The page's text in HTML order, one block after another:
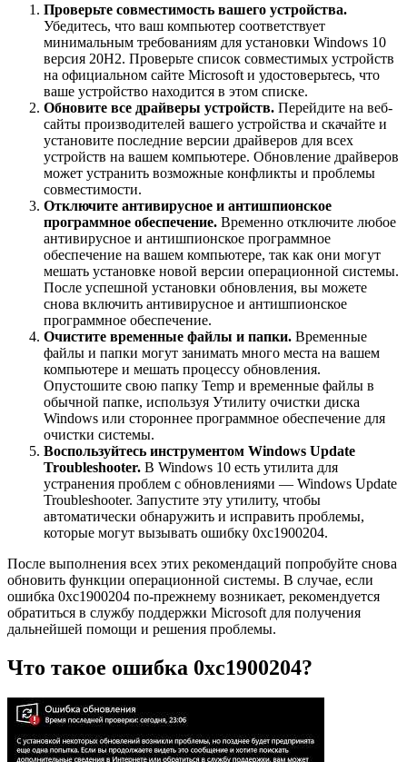
Проверьте совместимость вашего устройства.
Убедитесь, что ваш компьютер соответствует
минимальным требованиям для установки Windows 10
версия 20H2. Проверьте список совместимых устройств
на официальном сайте Microsoft и удостоверьтесь, что
ваше устройство находится в этом списке.
Обновите все драйверы устройств. Перейдите на веб-
сайты производителей вашего устройства и скачайте и
установите последние версии драйверов для всех
устройств на вашем компьютере. Обновление драйверов
может устранить возможные конфликты и проблемы
совместимости.
Отключите антивирусное и антишпионское
программное обеспечение. Временно отключите любое
антивирусное и антишпионское программное
обеспечение на вашем компьютере, так как они могут
мешать установке новой версии операционной системы.
После успешной установки обновления, вы можете
снова включить антивирусное и антишпионское
программное обеспечение.
Очистите временные файлы и папки. Временные
файлы и папки могут занимать много места на вашем
компьютере и мешать процессу обновления.
Опустошите свою папку Temp и временные файлы в
обычной папке, используя Утилиту очистки диска
Windows или стороннее программное обеспечение для
очистки системы.
Воспользуйтесь инструментом Windows Update
Troubleshooter. В Windows 10 есть утилита для
устранения проблем с обновлениями — Windows Update
Troubleshooter. Запустите эту утилиту, чтобы
автоматически обнаружить и исправить проблемы,
которые могут вызывать ошибку 0xc1900204.
После выполнения всех этих рекомендаций попробуйте снова
обновить функции операционной системы. В случае, если
ошибка 0xc1900204 по-прежнему возникает, рекомендуется
обратиться в службу поддержки Microsoft для получения
дальнейшей помощи и решения проблемы.
Что такое ошибка 0xc1900204?